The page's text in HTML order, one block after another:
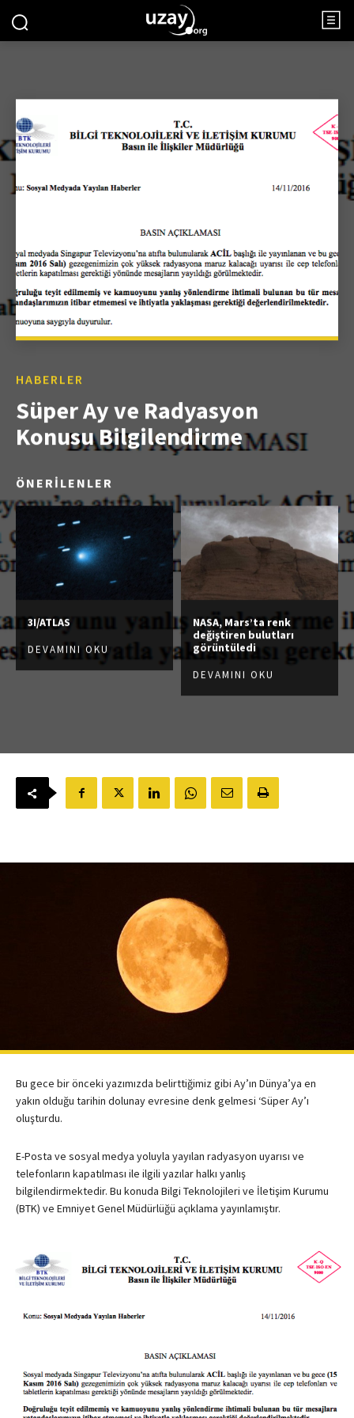
HABERLER
Süper Ay ve Radyasyon
Konusu Bilgilendirme
ÖNERİLENLER
3I/ATLAS
DEVAMINI OKU
NASA, Mars’ta renk
değiştiren bulutları
görüntüledi
DEVAMINI OKU
Bu gece bir önceki yazımızda belirttiğimiz gibi Ay’ın Dünya’ya en
yakın olduğu tarihin dolunay evresine denk gelmesi ‘Süper Ay’ı
oluşturdu.
E-Posta ve sosyal medya yoluyla yayılan radyasyon uyarısı ve
telefonların kapatılması ile ilgili yazılar halkı yanlış
bilgilendirmektedir. Bu konuda Bilgi Teknolojileri ve İletişim Kurumu
(BTK) ve Emniyet Genel Müdürlüğü açıklama yayınlamıştır.